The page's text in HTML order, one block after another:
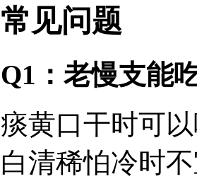
常见问题
Q1：老慢支能
痰黄口干时可
白清稀怕冷时